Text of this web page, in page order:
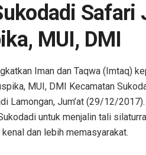
Safari
MUI, DMI
Iman dan Taqwa (Imtaq)
MUI, DMI Kecamatan
Lamongan, Jum’at (29/12/
untuk menjalin tali
dan lebih memasyarakat.